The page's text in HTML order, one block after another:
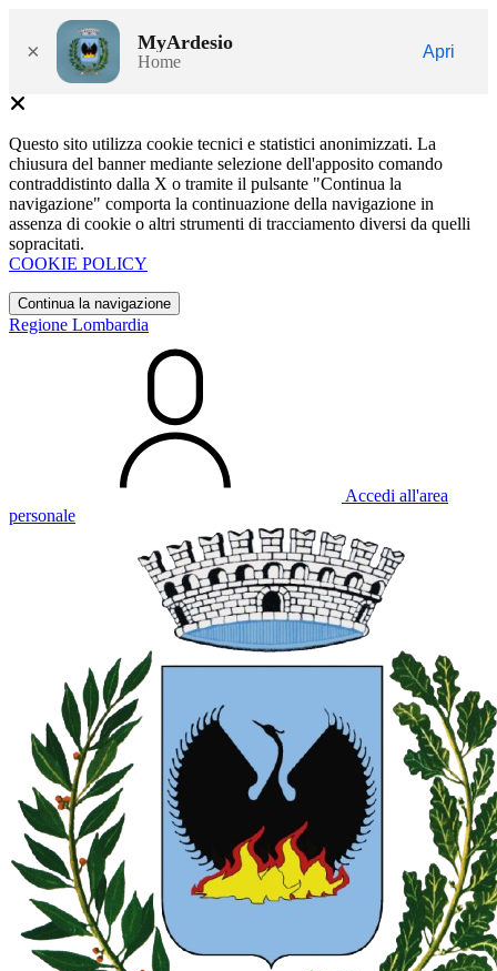
× MyArdesio
Home
Apri
Questo sito utilizza cookie tecnici e statistici anonimizzati. La
chiusura del banner mediante selezione dell'apposito comando
contraddistinto dalla X o tramite il pulsante "Continua la
navigazione" comporta la continuazione della navigazione in
assenza di cookie o altri strumenti di tracciamento diversi da quelli
sopracitati.
COOKIE POLICY
Continua la navigazione
Regione Lombardia
Accedi all'area
personale